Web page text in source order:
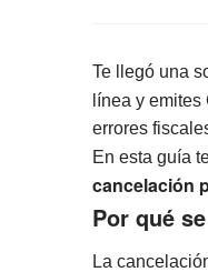
Te llegó una
línea y
errores
En esta guía
cancelación
Por qué
La